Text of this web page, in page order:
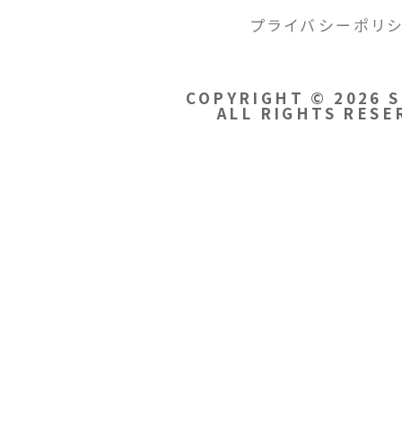
プライバシーポリ
COPYRIGHT © 2026
ALL RIGHTS